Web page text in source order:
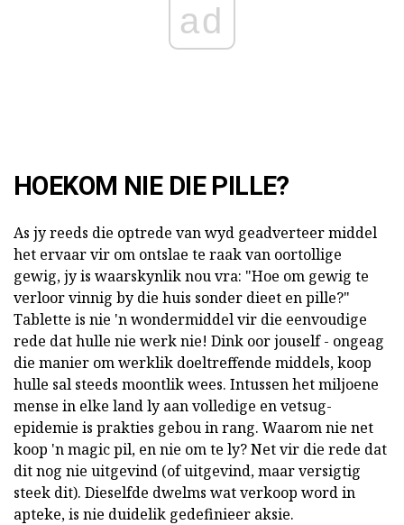
ad
HOEKOM NIE DIE PILLE?
As jy reeds die optrede van wyd geadverteer middel
het ervaar vir om ontslae te raak van oortollige
gewig, jy is waarskynlik nou vra: "Hoe om gewig te
verloor vinnig by die huis sonder dieet en pille?"
Tablette is nie 'n wondermiddel vir die eenvoudige
rede dat hulle nie werk nie! Dink oor jouself - ongeag
die manier om werklik doeltreffende middels, koop
hulle sal steeds moontlik wees. Intussen het miljoene
mense in elke land ly aan volledige en vetsug-
epidemie is prakties gebou in rang. Waarom nie net
koop 'n magic pil, en nie om te ly? Net vir die rede dat
dit nog nie uitgevind (of uitgevind, maar versigtig
steek dit). Dieselfde dwelms wat verkoop word in
apteke, is nie duidelik gedefinieer aksie.